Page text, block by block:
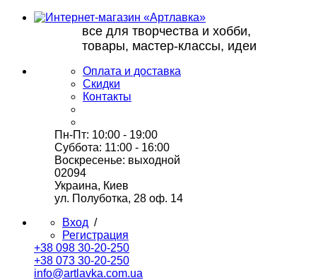
все для творчества и хобби,
товары, мастер-классы, идеи
Оплата и доставка
Скидки
Контакты
Пн-Пт: 10:00 - 19:00
Суббота: 11:00 - 16:00
Воскресенье: выходной
02094
Украина, Киев
ул. Полуботка, 28 оф. 14
Вход /
Регистрация
+38 098 30-20-250
+38 073 30-20-250
info@artlavka.com.ua